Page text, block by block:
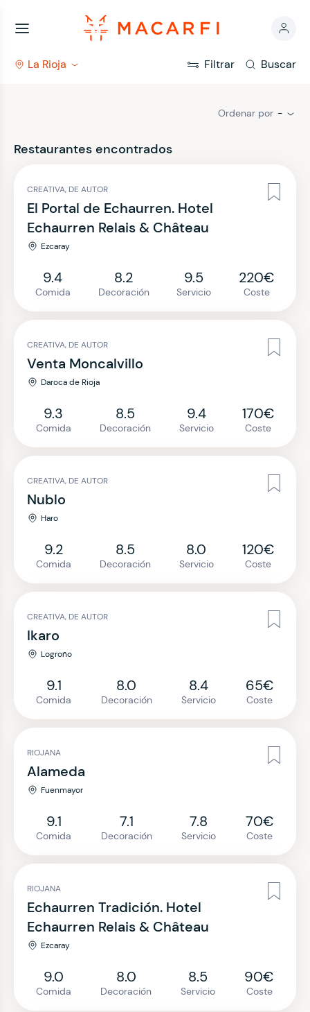
La Rioja Filtrar Buscar
Ordenar por -
Restaurantes encontrados
CREATIVA, DE AUTOR
El Portal de Echaurren. Hotel
Echaurren Relais & Château
Ezcaray
9.4
Comida
8.2
Decoración
9.5
Servicio
220€
Coste
CREATIVA, DE AUTOR
Venta Moncalvillo
Daroca de Rioja
9.3
Comida
8.5
Decoración
9.4
Servicio
170€
Coste
CREATIVA, DE AUTOR
Nublo
Haro
9.2
Comida
8.5
Decoración
8.0
Servicio
120€
Coste
CREATIVA, DE AUTOR
Ikaro
Logroño
9.1
Comida
8.0
Decoración
8.4
Servicio
65€
Coste
RIOJANA
Alameda
Fuenmayor
9.1
Comida
7.1
Decoración
7.8
Servicio
70€
Coste
RIOJANA
Echaurren Tradición. Hotel
Echaurren Relais & Château
Ezcaray
9.0
Comida
8.0
Decoración
8.5
Servicio
90€
Coste